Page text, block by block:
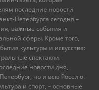
последние новости
Петербурга сегодня –
важные события и
сферы. Кроме того,
культуры и искусства:
спектакли.
новости дня,
но и всю Россию.
и спорт, – основные